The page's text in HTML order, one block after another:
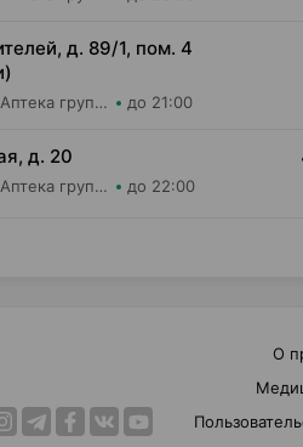
д. 89/1, пом. 4
Добрыя леки Аптека групп Центр ООО Аптека №43 до 21:00
д. 20
Добрыя леки Аптека групп Центр ООО Аптека №84 до 22:00
О